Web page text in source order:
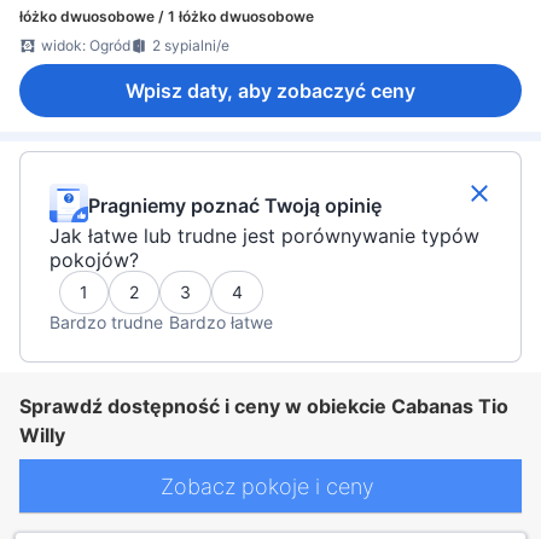
łóżko dwuosobowe / 1 łóżko dwuosobowe
widok: Ogród
2 sypialni/e
Wpisz daty, aby zobaczyć ceny
Pragniemy poznać Twoją opinię
Jak łatwe lub trudne jest porównywanie typów
pokojów?
1 2 3
4
Bardzo trudne Bardzo łatwe
Sprawdź dostępność i ceny w obiekcie Cabanas Tio
Willy
Zobacz pokoje i ceny